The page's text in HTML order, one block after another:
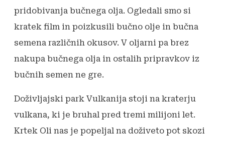
pridobivanja bučnega olja. Ogledali smo si
kratek film in poizkusili bučno olje in bučna
semena različnih okusov. V oljarni pa brez
nakupa bučnega olja in ostalih pripravkov iz
bučnih semen ne gre.
Doživljajski park Vulkanija stoji na kraterju
vulkana, ki je bruhal pred tremi milijoni let.
Krtek Oli nas je popeljal na doživeto pot skozi